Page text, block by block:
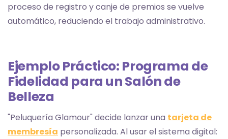
proceso de registro y canje de premios se vuelve
automático, reduciendo el trabajo administrativo.
Ejemplo Práctico: Programa de
Fidelidad para un Salón de
Belleza
"Peluquería Glamour" decide lanzar una tarjeta de
membresía personalizada. Al usar el sistema digital: